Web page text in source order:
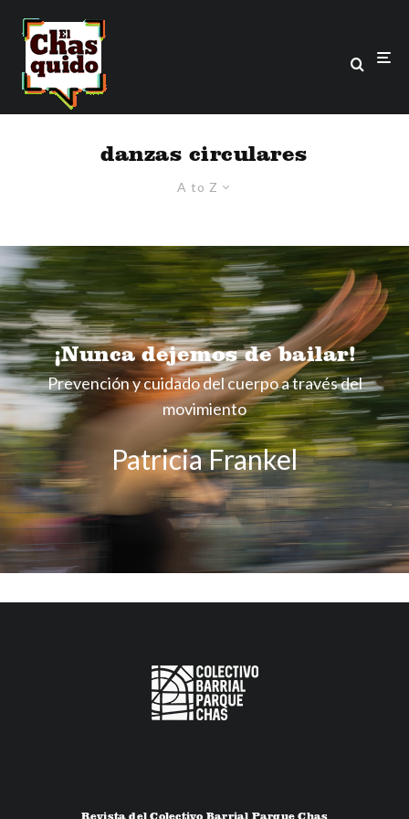
danzas circulares
A to Z
¡Nunca dejemos de bailar!
Prevención y cuidado del cuerpo a través del
movimiento
Patricia Frankel